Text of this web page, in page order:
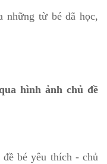
những từ bé đã học,
hình ảnh chủ đề
bé yêu thích - chủ